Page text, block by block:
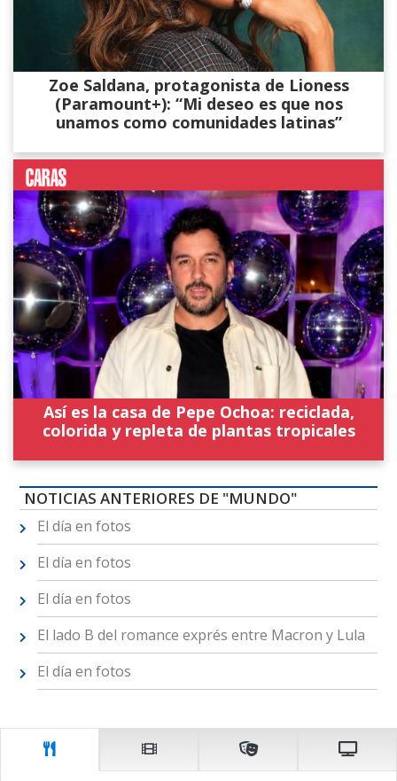
Zoe Saldana, protagonista de Lioness
(Paramount+): “Mi deseo es que nos
unamos como comunidades latinas”
Así es la casa de Pepe Ochoa: reciclada,
colorida y repleta de plantas tropicales
NOTICIAS ANTERIORES DE "MUNDO"
El día en fotos
El día en fotos
El día en fotos
El lado B del romance exprés entre Macron y Lula
El día en fotos